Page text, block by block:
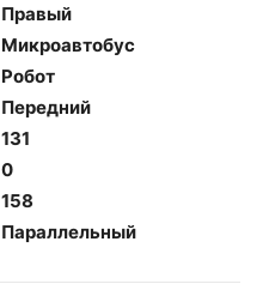
Правый
Микроавтобус
Робот
Передний
131
0
158
Параллельный